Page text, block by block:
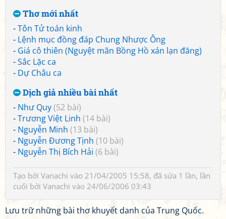
Thơ mới nhất
-Tôn Tử toán kinh
- Lệnh mục đồng đáp Chung Nhược Ông
- Giá cô thiên (Nguyệt mãn Bồng Hồ xán lạn đăng)
-Sắc Lặc ca
- Dự Châu ca
Dịch giả nhiều bài nhất
- Như Quy(52 bài)
-Trương Việt Linh (14 bài)
- Nguyễn Minh (13 bài)
- Nguyễn Đương Tịnh (10 bài)
- Nguyễn Thị Bích Hải (6 bài)
Tạo bởi Vanachi vào 21/04/2005 15:58, đã sửa 1 lần, lần
cuối bởi Vanachi vào 24/06/2006 03:43
Lưu trữ những bài thơ khuyết danh của Trung Quốc.